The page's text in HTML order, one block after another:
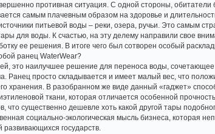
противная ситуация. С одной стороны, обитатели
самым плачевным образом на здоровье и
питьевой воды – реки, озера, ручьи. Это самым
для воды. К счастью, на эту делему направили свое
ее решения. В итоге чего был сотворен особый
ранец WaterWear?
это наилучшее решение для переноса воды,
Ранец просто складывается и имеет малый вес, что
хранения. В разобранном же виде данный «гаджет»
ткани, которая отличается особенной
что существенно дешевле хоть какой другой тары
социально-экологическая мысль бизнеса, которая
государств.